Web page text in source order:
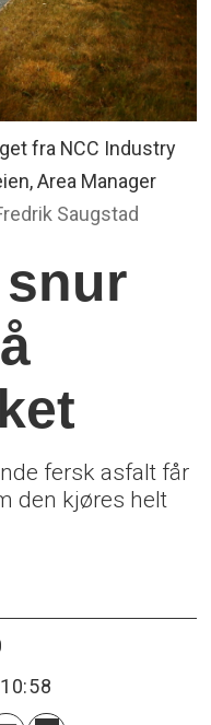
fra NCC Industry
Area Manager
Saugstad
fersk asfalt får
den kjøres helt